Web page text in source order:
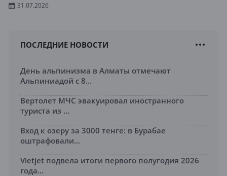
31.07.2026
ПОСЛЕДНИЕ НОВОСТИ
День альпинизма в Алматы отмечают
Альпиниадой с 8...
Вертолет МЧС эвакуировал иностранного
туриста из ...
Вход к озеру за 3000 тенге: в Бурабае
оштрафовали...
Vietjet подвела итоги первого полугодия 2026
года...